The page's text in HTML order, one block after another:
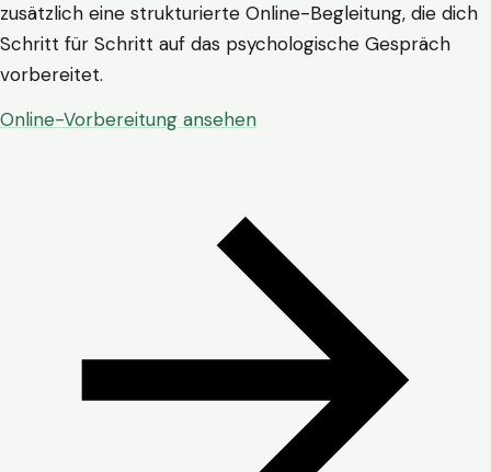
zusätzlich eine strukturierte Online-Begleitung, die dich
Schritt für Schritt auf das psychologische Gespräch
vorbereitet.
Online-Vorbereitung ansehen